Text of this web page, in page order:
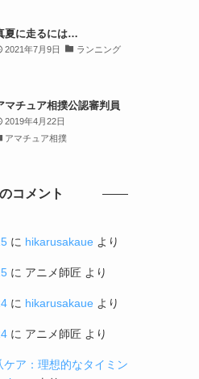
夏に走るには…
2021年7月9日 ランニング
マチュア相撲公認審判員
2019年4月22日
アマチュア相撲
コメント
に hikarusakaue より
に アニメ師匠 より
に hikarusakaue より
に アニメ師匠 より
ア：理想的なタイミン